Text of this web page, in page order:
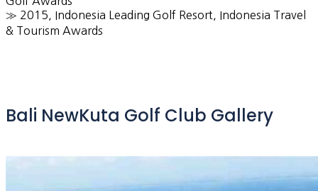
≫ 2015, Indonesia Leading Golf Resort, Indonesia Travel
& Tourism Awards
Bali NewKuta Golf Club Gallery